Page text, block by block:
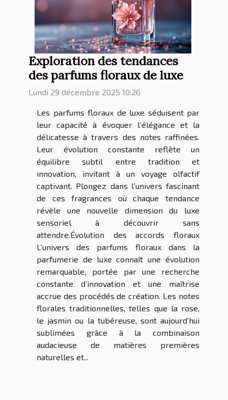
Exploration des tendances
des parfums floraux de luxe
Lundi 29 décembre 2025 10:26
Les parfums floraux de luxe séduisent par
leur capacité à évoquer l’élégance et la
délicatesse à travers des notes raffinées.
Leur évolution constante reflète un
équilibre subtil entre tradition et
innovation, invitant à un voyage olfactif
captivant. Plongez dans l’univers fascinant
de ces fragrances où chaque tendance
révèle une nouvelle dimension du luxe
sensoriel à découvrir sans
attendre.Évolution des accords floraux
L’univers des parfums floraux dans la
parfumerie de luxe connaît une évolution
remarquable, portée par une recherche
constante d’innovation et une maîtrise
accrue des procédés de création. Les notes
florales traditionnelles, telles que la rose,
le jasmin ou la tubéreuse, sont aujourd’hui
sublimées grâce à la combinaison
audacieuse de matières premières
naturelles et...